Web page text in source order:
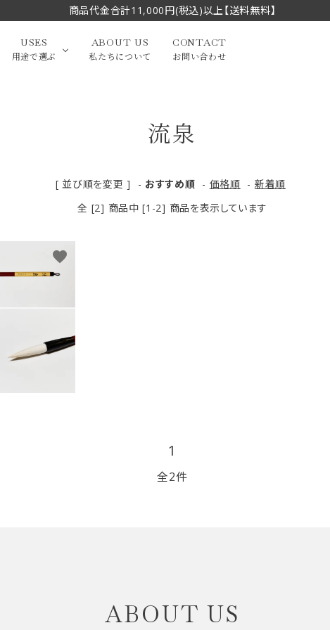
商品代金合計11,000円(税込)以上【送料無料】
大中筆（半切・条幅以
小筆
限定品・セット品
USES
用途で選ぶ
漢字
写経・御朱印 画筆・絵てがみ
贈り物（限定セット） 洗浄剤・その他
リップブラシ
ABOUT US
私たちについて
CONTACT
お問い合わせ
流泉
[ 並び順を変更 ] - おすすめ順 - 価格順 - 新着順
全 [2] 商品中 [1-2] 商品を表示しています
favorite
1
全2件
ABOUT US